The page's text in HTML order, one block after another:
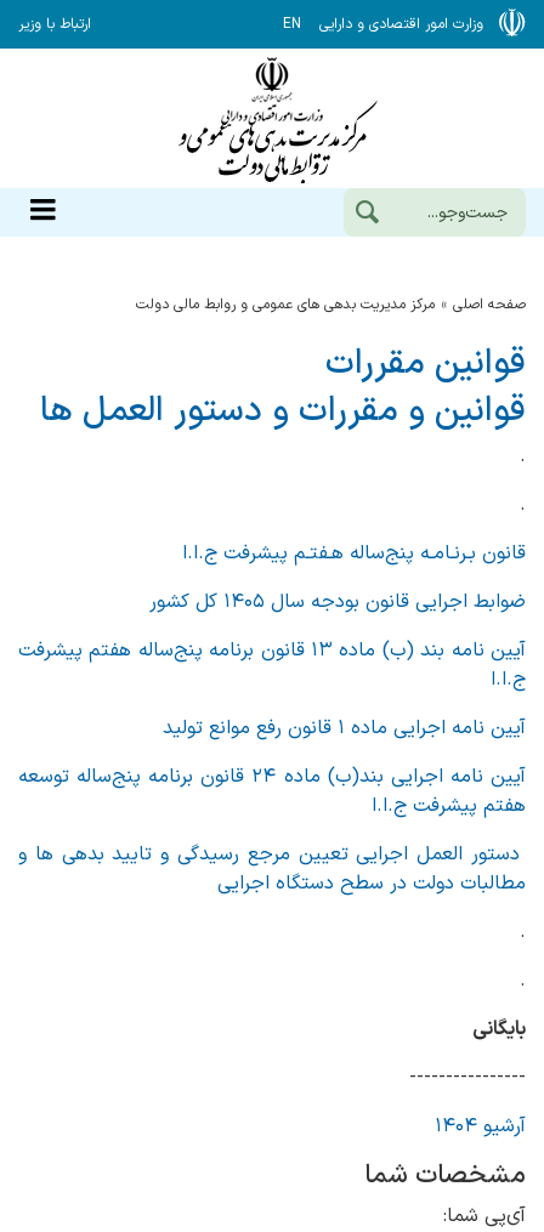
وزارت امور اقتصادی و دارایی EN ارتباط با وزیر
صفحه اصلی مرکز مدیریت بدهی های عمومی و روابط مالی دولت
قوانین مقررات
قوانین و مقررات و دستور العمل ها
.
.
قانون بـرنـامـه پنج‌ساله هـفتـم پیشرفت ج.ا.ا
ضوابط اجرایی قانون بودجه سال ۱۴۰۵ کل کشور
آیین نامه بند (ب) ماده ۱۳ قانون برنامه پنج‌ساله هفتم پیشرفت
ج.ا.ا
آیین نامه اجرایی ماده ۱ قانون رفع موانع تولید
آیین نامه اجرایی بند(ب) ماده ۲۴ قانون برنامه پنج‌ساله توسعه
هفتم پیشرفت ج.ا.ا
دستور العمل اجرایی تعیین مرجع رسیدگی و تایید بدهی ها و
مطالبات دولت در سطح دستگاه اجرایی
.
.
بایگانی
----------------
آرشیو ۱۴۰۴
مشخصات شما
آی‌پی شما: